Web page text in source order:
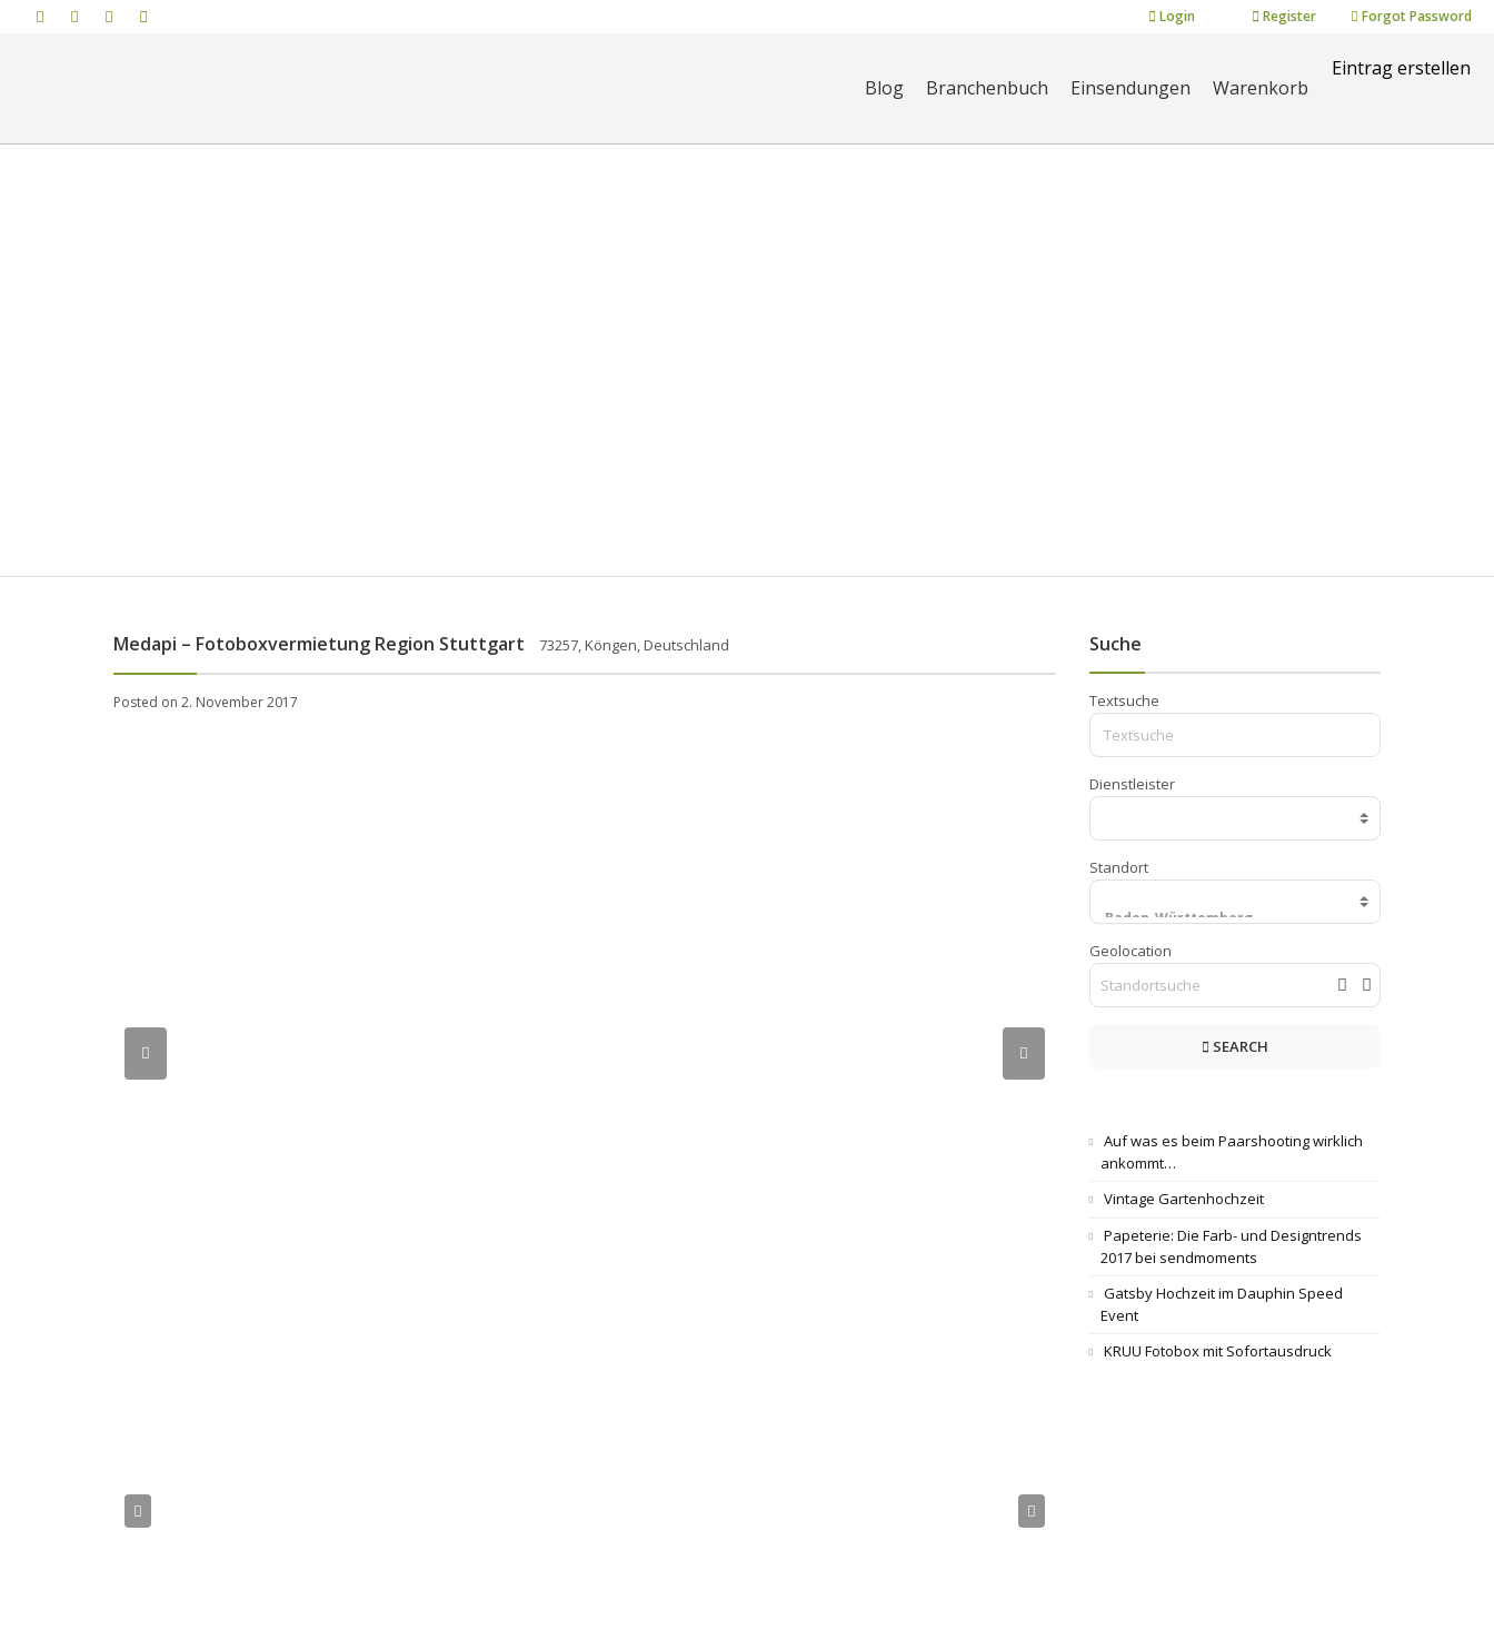
Login Register Forgot Password
Blog Branchenbuch Einsendungen Warenkorb
Eintrag erstellen
Medapi – Fotoboxvermietung Region Stuttgart 73257, Köngen, Deutschland
Posted on 2. November 2017
Suche
Textsuche
Dienstleister
Standort
Geolocation
SEARCH
Auf was es beim Paarshooting wirklich
ankommt…
Vintage Gartenhochzeit
Papeterie: Die Farb- und Designtrends
2017 bei sendmoments
Gatsby Hochzeit im Dauphin Speed
Event
KRUU Fotobox mit Sofortausdruck